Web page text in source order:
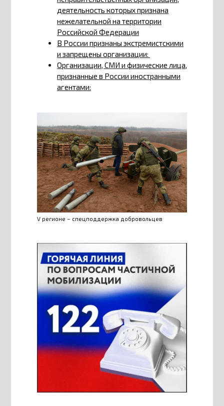
деятельность которых признана
нежелательной на территории
Российской Федерации
В России признаны экстремистскими
и запрещены организации:
Организации, СМИ и физические лица,
признанные в России иностранными
агентами:
V регионе – спецподдержка добровольцев